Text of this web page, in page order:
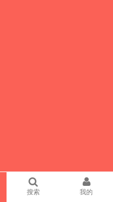
搜索 我的